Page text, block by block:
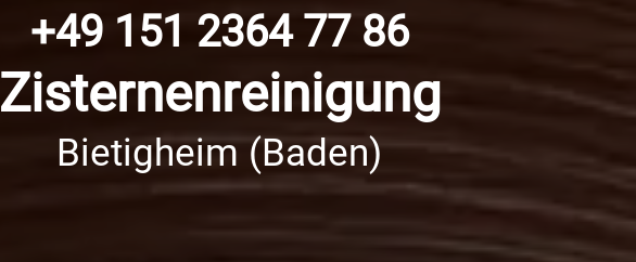
+49 151 2364 77 86
Zisternenreinigung
Bietigheim (Baden)